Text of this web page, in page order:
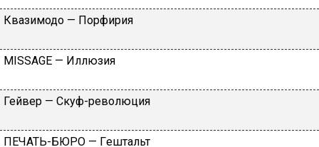
Квазимодо — Порфирия
МISSАGЕ — Иллюзия
Гейвер — Скуф-революция
ПEЧATЬ-БЮPO — Гeштaльт